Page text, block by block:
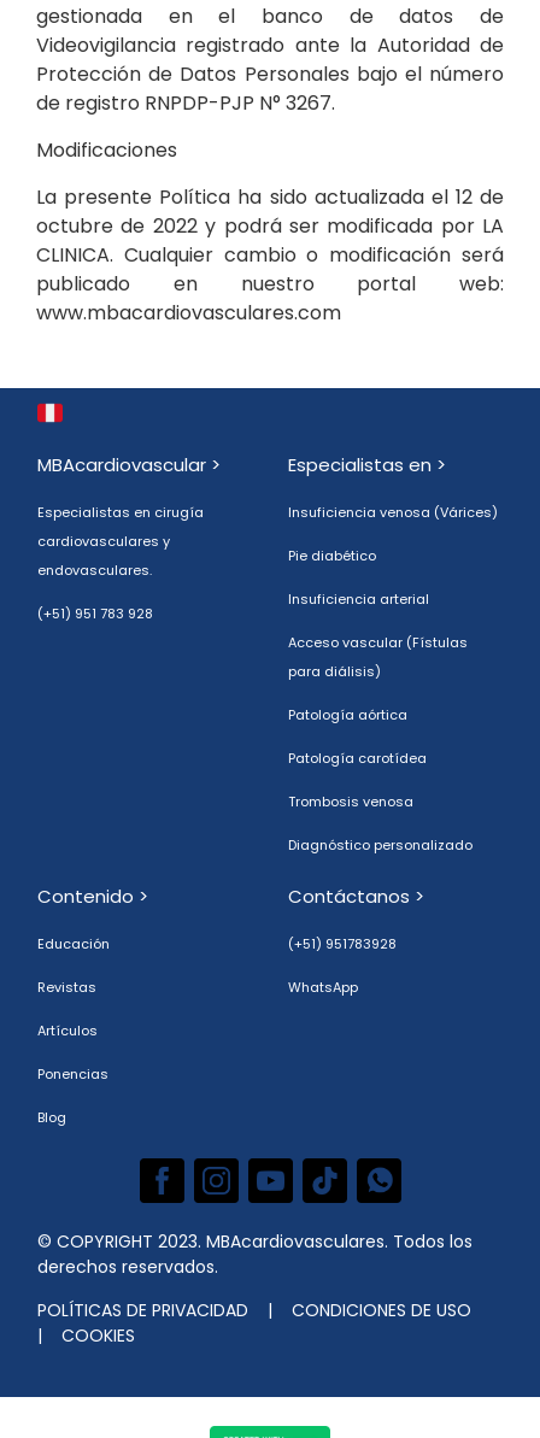
gestionada en el banco de datos de
Videovigilancia registrado ante la Autoridad de
Protección de Datos Personales bajo el número
de registro RNPDP-PJP N° 3267.
Modificaciones
La presente Política ha sido actualizada el 12 de
octubre de 2022 y podrá ser modificada por LA
CLINICA. Cualquier cambio o modificación será
publicado en nuestro portal web:
www.mbacardiovasculares.com
MBAcardiovascular >
Especialistas en cirugía
cardiovasculares y
endovasculares.
(+51) 951 783 928
Especialistas en >
Insuficiencia venosa (Várices)
Pie diabético
Insuficiencia arterial
Acceso vascular (Fístulas
para diálisis)
Patología aórtica
Patología carotídea
Trombosis venosa
Diagnóstico personalizado
Contenido >
Educación
Revistas
Artículos
Ponencias
Blog
Contáctanos >
(+51) 951783928
WhatsApp
© COPYRIGHT 2023. MBAcardiovasculares. Todos los
derechos reservados.
POLÍTICAS DE PRIVACIDAD | CONDICIONES DE USO
| COOKIES